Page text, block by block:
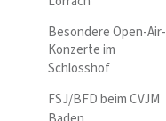
Besondere Open-Air-
Konzerte im
Schlosshof
FSJ/BFD beim CVJM